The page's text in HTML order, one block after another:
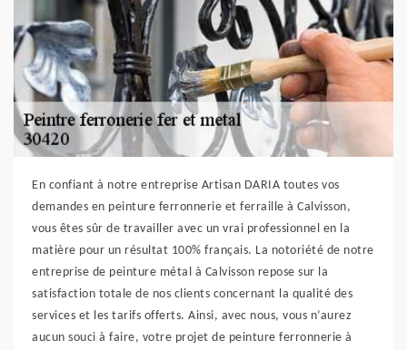
En confiant à notre entreprise Artisan DARIA toutes vos
demandes en peinture ferronnerie et ferraille à Calvisson,
vous êtes sûr de travailler avec un vrai professionnel en la
matière pour un résultat 100% français. La notoriété de notre
entreprise de peinture métal à Calvisson repose sur la
satisfaction totale de nos clients concernant la qualité des
services et les tarifs offerts. Ainsi, avec nous, vous n’aurez
aucun souci à faire, votre projet de peinture ferronnerie à